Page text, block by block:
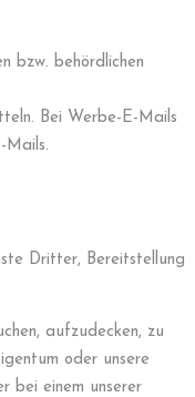
bzw. behördlichen
Bei Werbe-E-Mails
Mails.
Dritter, Bereitstellung
aufzudecken, zu
oder unsere
bei einem unserer